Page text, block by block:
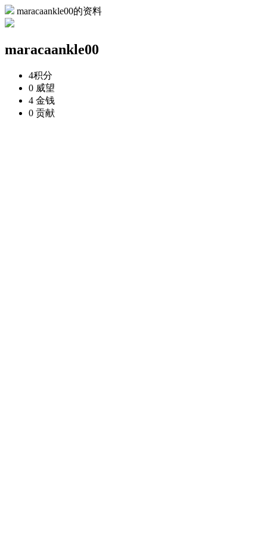
maracaankle00的资料
maracaankle00
4积分
0 威望
4 金钱
0 贡献